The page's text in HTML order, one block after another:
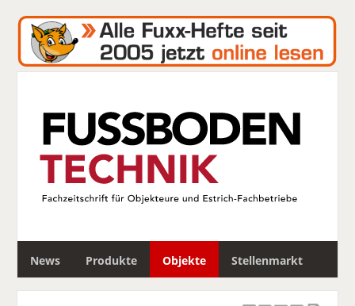
News Produkte Objekte Stellenmarkt
c